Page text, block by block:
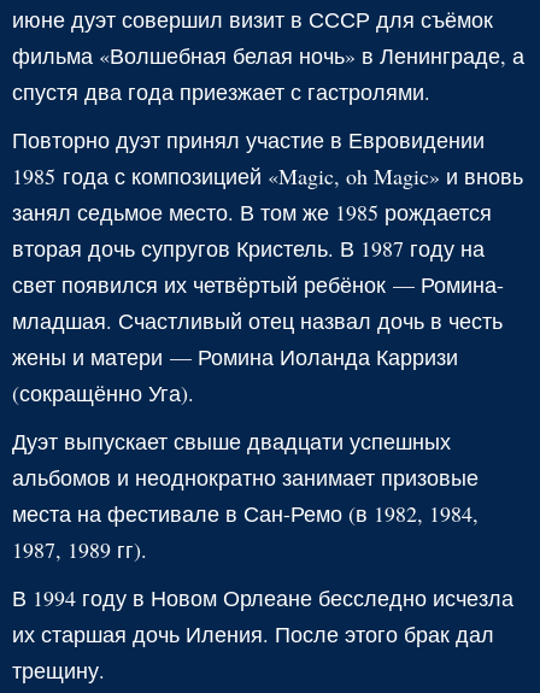
июне дуэт совершил визит в СССР для съёмок
фильма «Волшебная белая ночь» в Ленинграде, а
спустя два года приезжает с гастролями.
Повторно дуэт принял участие в Евровидении
1985 года с композицией «Magic, oh Magic» и вновь
занял седьмое место. В том же 1985 рождается
вторая дочь супругов Кристель. В 1987 году на
свет появился их четвёртый ребёнок — Ромина-
младшая. Счастливый отец назвал дочь в честь
жены и матери — Ромина Иоланда Карризи
(сокращённо Уга).
Дуэт выпускает свыше двадцати успешных
альбомов и неоднократно занимает призовые
места на фестивале в Сан-Ремо (в 1982, 1984,
1987, 1989 гг).
В 1994 году в Новом Орлеане бесследно исчезла
их старшая дочь Иления. После этого брак дал
трещину.